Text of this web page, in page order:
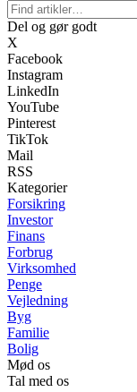
Del og gør godt
X
Facebook
Instagram
LinkedIn
YouTube
Pinterest
TikTok
Mail
RSS
Kategorier
Forsikring
Investor
Finans
Forbrug
Virksomhed
Penge
Vejledning
Byg
Familie
Bolig
Mød os
Tal med os